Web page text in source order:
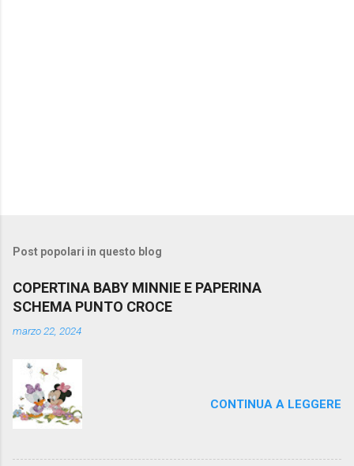
Post popolari in questo blog
COPERTINA BABY MINNIE E PAPERINA
SCHEMA PUNTO CROCE
marzo 22, 2024
CONTINUA A LEGGERE